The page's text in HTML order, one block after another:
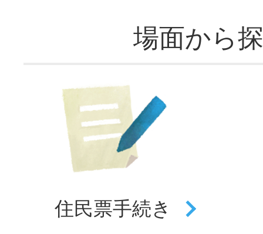
場面から
住民票手続き